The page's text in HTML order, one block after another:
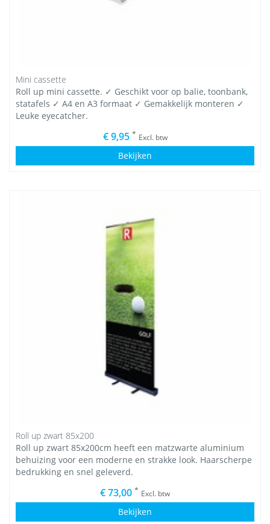
Mini cassette
Roll up mini cassette. ✓ Geschikt voor op balie, toonbank,
statafels ✓ A4 en A3 formaat ✓ Gemakkelijk monteren ✓
Leuke eyecatcher.
€ 9,95 * Excl. btw
Bekijken
Roll up zwart 85x200
Roll up zwart 85x200cm heeft een matzwarte aluminium
behuizing voor een moderne en strakke look. Haarscherpe
bedrukking en snel geleverd.
€ 73,00 * Excl. btw
Bekijken